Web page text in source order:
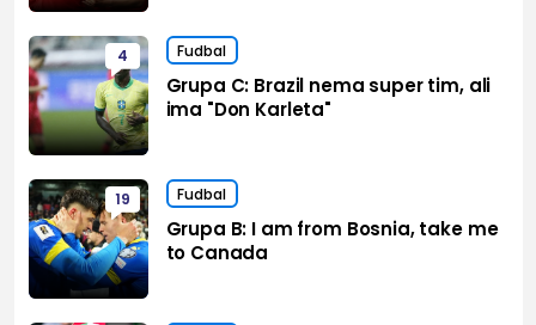
4 Fudbal
Grupa C: Brazil nema super tim, ali
ima "Don Karleta"
19 Fudbal
Grupa B: I am from Bosnia, take me
to Canada